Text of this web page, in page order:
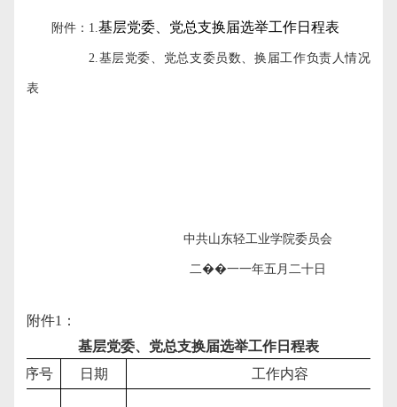
附件： 1. 基层党委 、党总支换届选举工作日程表
2. 基层党委、党总支委员数、换届工作负责人情况
表
中共山东轻工业学院委员会
二��一一年五月二十日
附件1 ：
基层党委、党总支换届选举工作日程表
序号
日期 工作内容